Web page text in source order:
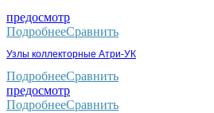
предосмотр
ПодробнееСравнить
Узлы коллекторные Атри-УК
ПодробнееСравнить
предосмотр
ПодробнееСравнить